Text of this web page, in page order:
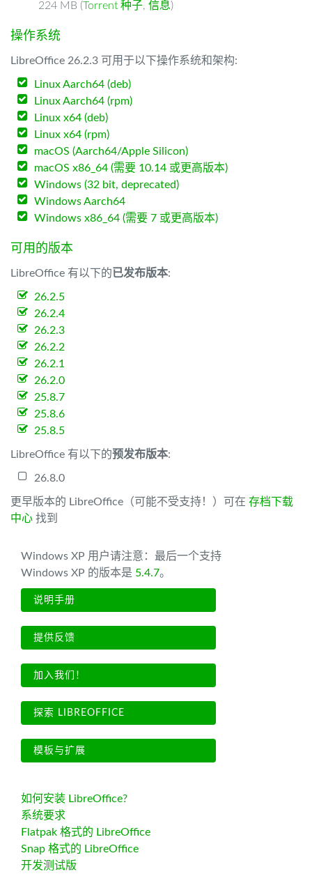
224 MB (Torrent 种子, 信息)
操作系统
LibreOffice 26.2.3 可用于以下操作系统和架构:
Linux Aarch64 (deb)
Linux Aarch64 (rpm)
Linux x64 (deb)
Linux x64 (rpm)
macOS (Aarch64/Apple Silicon)
macOS x86_64 (需要 10.14 或更高版本)
Windows (32 bit, deprecated)
Windows Aarch64
Windows x86_64 (需要 7 或更高版本)
可用的版本
LibreOffice 有以下的已发布版本:
26.2.5
26.2.4
26.2.3
26.2.2
26.2.1
26.2.0
25.8.7
25.8.6
25.8.5
LibreOffice 有以下的预发布版本:
26.8.0
更早版本的 LibreOffice（可能不受支持！）可在 存档下载
中心 找到
Windows XP 用户请注意：最后一个支持
Windows XP 的版本是 5.4.7。
说明手册
提供反馈
加入我们！
探索 LIBREOFFICE
模板与扩展
如何安装 LibreOffice?
系统要求
Flatpak 格式的 LibreOffice
Snap 格式的 LibreOffice
开发测试版